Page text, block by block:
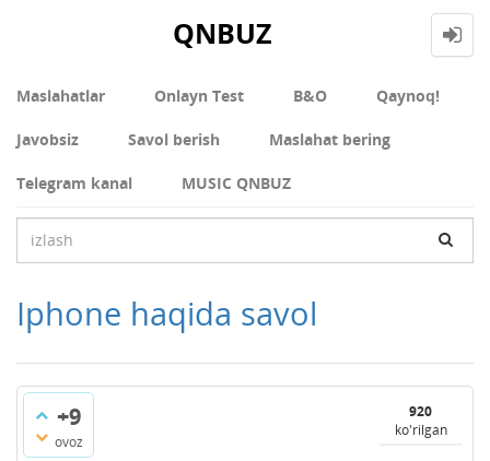
QNBUZ
Maslahatlar Onlayn Test В&О Qaynoq!
Javobsiz Savol berish Maslahat bering
Telegram kanal MUSIC QNBUZ
Iphone haqida savol
+9
ovoz
920
ko'rilgan